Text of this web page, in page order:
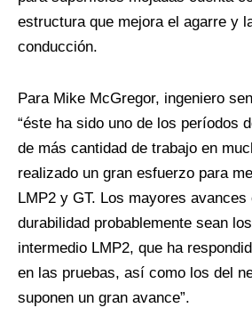
estructura que mejora el agarre y
conducción.
Para Mike McGregor, ingeniero
“éste ha sido uno de los períodos
de más cantidad de trabajo en
realizado un gran esfuerzo para
LMP2 y GT. Los mayores
durabilidad probablemente sean
intermedio LMP2, que ha
en las pruebas, así como los del
suponen un gran avance”.